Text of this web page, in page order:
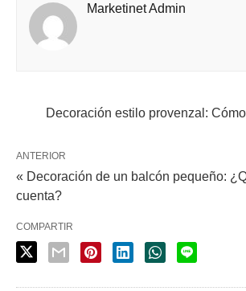
Marketinet Admin
Decoración estilo provenzal:
ANTERIOR
« Decoración de un balcón pequeño:
cuenta?
COMPARTIR